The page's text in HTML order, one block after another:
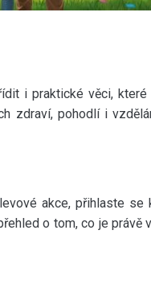
i praktické věci,
zdraví, pohodlí i
akce, přihlaste
o tom, co je